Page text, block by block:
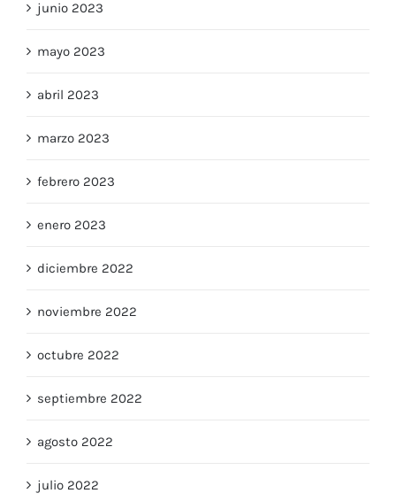
junio 2023
mayo 2023
abril 2023
marzo 2023
febrero 2023
enero 2023
diciembre 2022
noviembre 2022
octubre 2022
septiembre 2022
agosto 2022
julio 2022